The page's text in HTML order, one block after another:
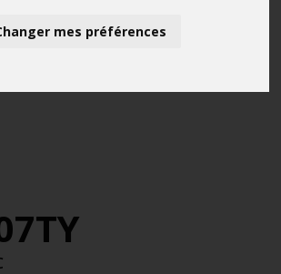
mes préférences